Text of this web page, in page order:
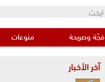
فجّة وصريحة منوعات
آخر الأخبار